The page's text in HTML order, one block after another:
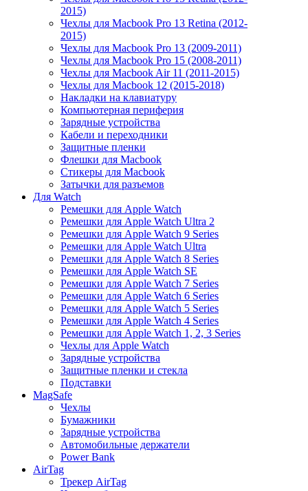
2015)
Чехлы для Macbook Pro 13 Retina (2012-
2015)
Чехлы для Macbook Pro 13 (2009-2011)
Чехлы для Macbook Pro 15 (2008-2011)
Чехлы для Macbook Air 11 (2011-2015)
Чехлы для Macbook 12 (2015-2018)
Накладки на клавиатуру
Компьютерная периферия
Зарядные устройства
Кабели и переходники
Защитные пленки
Флешки для Macbook
Стикеры для Macbook
Затычки для разъемов
Для Watch
Ремешки для Apple Watch
Ремешки для Apple Watch Ultra 2
Ремешки для Apple Watch 9 Series
Ремешки для Apple Watch Ultra
Ремешки для Apple Watch 8 Series
Ремешки для Apple Watch SE
Ремешки для Apple Watch 7 Series
Ремешки для Apple Watch 6 Series
Ремешки для Apple Watch 5 Series
Ремешки для Apple Watch 4 Series
Ремешки для Apple Watch 1, 2, 3 Series
Чехлы для Apple Watch
Зарядные устройства
Защитные пленки и стекла
Подставки
MagSafe
Чехлы
Бумажники
Зарядные устройства
Автомобильные держатели
Power Bank
AirTag
Трекер AirTag